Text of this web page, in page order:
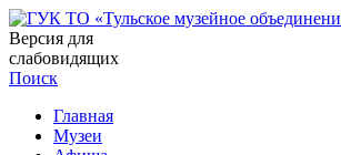
Версия для
слабовидящих
Поиск
Главная
Музеи